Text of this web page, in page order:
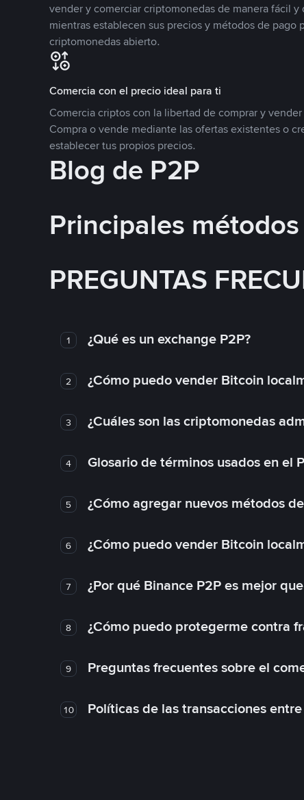
vender y comerciar criptomonedas de manera fácil y
mientras establecen sus precios y métodos de pago
criptomonedas abierto.
Comercia con el precio ideal para ti
Comercia criptos con la libertad de comprar y
Compra o vende mediante las ofertas existentes o
establecer tus propios precios.
Blog de P2P
Principales
PREGUNTAS
1 ¿Qué es un exchange P2P?
2 ¿Cómo puedo vender Bitcoin
3 ¿Cuáles son las criptomonedas
4 Glosario de términos usados en el
5 ¿Cómo agregar nuevos métodos
6 ¿Cómo puedo vender Bitcoin
7 ¿Por qué Binance P2P es mejor
8 ¿Cómo puedo protegerme contra
9 Preguntas frecuentes sobre el
10 Políticas de las transacciones